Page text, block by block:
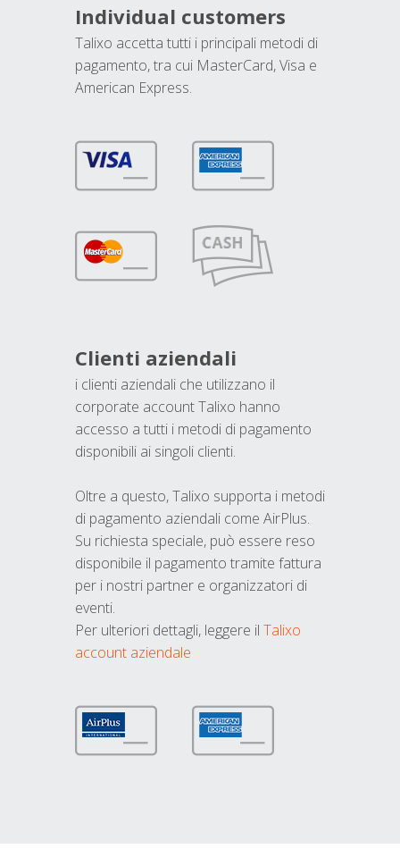
Individual customers
Talixo accetta tutti i principali metodi di
pagamento, tra cui MasterCard, Visa e
American Express.
Clienti aziendali
i clienti aziendali che utilizzano il
corporate account Talixo hanno
accesso a tutti i metodi di pagamento
disponibili ai singoli clienti.
Oltre a questo, Talixo supporta i metodi
di pagamento aziendali come AirPlus.
Su richiesta speciale, può essere reso
disponibile il pagamento tramite fattura
per i nostri partner e organizzatori di
eventi.
Per ulteriori dettagli, leggere il Talixo
account aziendale